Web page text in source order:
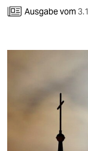
sport
wahrheit
verlag
Ausgabe vom